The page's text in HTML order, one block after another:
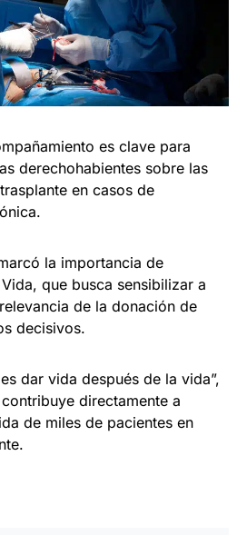
es clave para
derechohabientes sobre las
en casos de
la importancia de
que busca sensibilizar a
de la donación de
decisivos.
dar vida después de la vida”,
directamente a
de miles de pacientes en